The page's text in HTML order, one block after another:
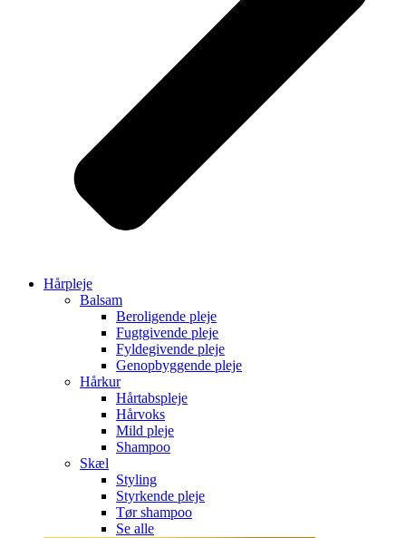
Hårpleje
Balsam
Beroligende pleje
Fugtgivende pleje
Fyldegivende pleje
Genopbyggende pleje
Hårkur
Hårtabspleje
Hårvoks
Mild pleje
Shampoo
Skæl
Styling
Styrkende pleje
Tør shampoo
Se alle